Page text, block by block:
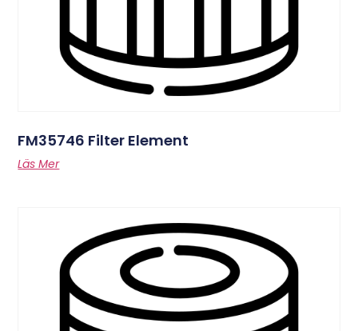
FM35746 Filter Element
Läs Mer